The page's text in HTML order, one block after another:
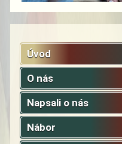
Úvod
O nás
Napsali o nás
Nábor